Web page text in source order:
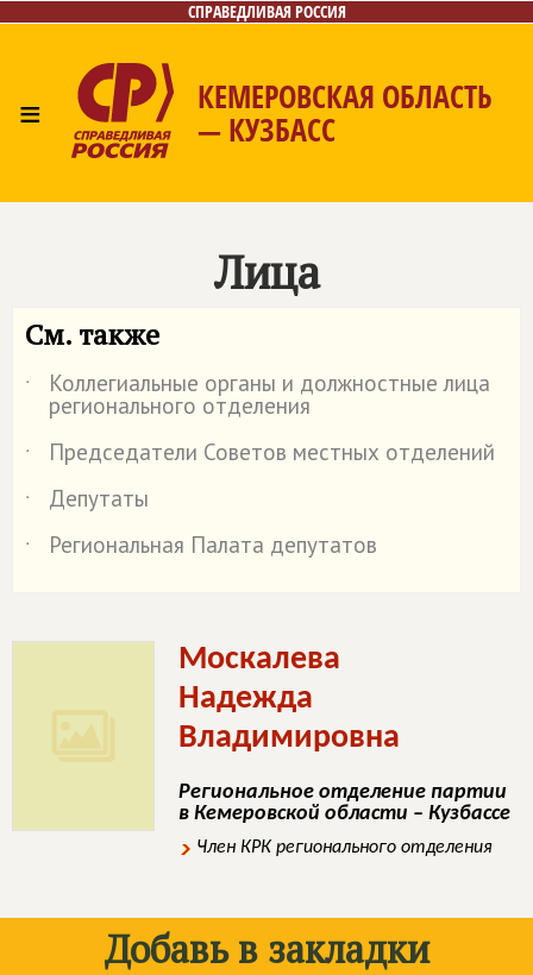
СПРАВЕДЛИВАЯ РОССИЯ
≡ КЕМЕРОВСКАЯ ОБЛАСТЬ
— КУЗБАСС
Фото/ВидеоЛица
См. также
˙ Коллегиальные органы и должностные лица
регионального отделения
˙
Председатели Советов местных отделений
˙
Депутаты
˙
Региональная Палата депутатов
Москалева
Надежда
Владимировна
Региональное отделение партии
в Кемеровской области – Кузбассе
Член КРК регионального отделения
Добавь в закладки